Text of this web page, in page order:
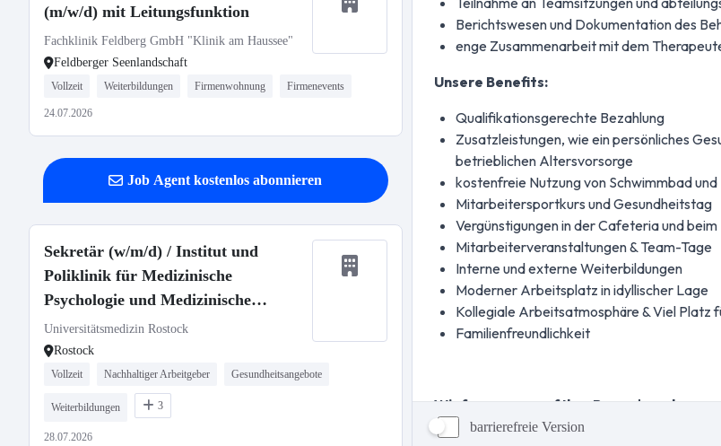
(m/w/d) mit Leitungsfunktion
Fachklinik Feldberg GmbH "Klinik am Haussee"
Feldberger Seenlandschaft
Vollzeit Weiterbildungen Firmenwohnung Firmenevents
24.07.2026
Job Agent kostenlos abonnieren
Sekretär (w/m/d) / Institut und
Poliklinik für Medizinische
Psychologie und Medizinische
Soziologie
Universitätsmedizin Rostock
Rostock
Vollzeit Nachhaltiger Arbeitgeber Gesundheitsangebote
Weiterbildungen 3
28.07.2026
barrierefreie Version